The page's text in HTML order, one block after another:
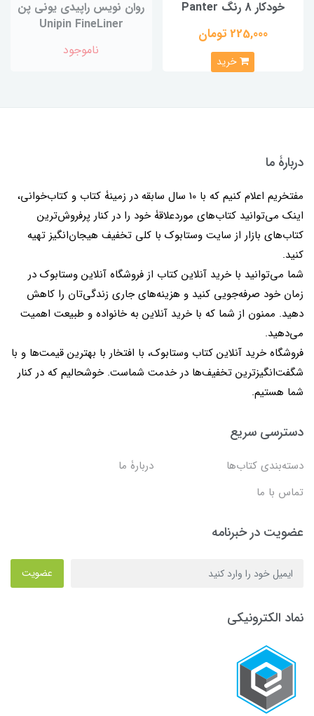
خودکار 8 رنگ Panter
225,000 تومان
خرید
روان نویس راپیدی یونی پن
Unipin FineLiner
ناموجود
دربارۀ ما
مفتخریم اعلام کنیم که با 10 سال سابقه در زمینۀ کتاب و کتاب‌خوانی،
اینک می‌توانید کتاب‌های موردعلاقۀ خود را در کنار پرفروش‌ترین
کتاب‌های بازار از سایت وستابوک با کلی تخفیف هیجان‌انگیز تهیه
کنید.
شما می‌توانید با خرید آنلاین کتاب از فروشگاه آنلاین وستابوک در
زمان خود صرفه‌جویی کنید و هزینه‌های جاری زندگی‌تان را کاهش
دهید. ممنون از شما که با خرید آنلاین به خانواده و طبیعت اهمیت
می‌دهید.
فروشگاه خرید آنلاین کتاب وستابوک، با افتخار با بهترین قیمت‌ها و با
شگفت‌انگیزترین تخفیف‌ها در خدمت شماست. خوشحالیم که در کنار
شما هستیم.
دسترسی سریع
دسته‌بندی کتاب‌ها
دربارۀ ما
تماس با ما
عضویت در خبرنامه
عضویت
نماد الکترونیکی